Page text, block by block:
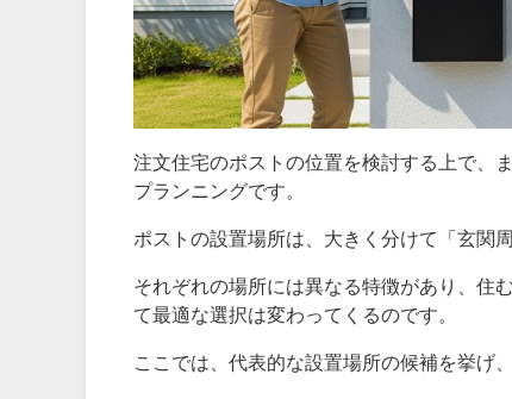
注文住宅のポストの位置を検討する上で、
プランニングです。
ポストの設置場所は、大きく分けて「玄関
それぞれの場所には異なる特徴があり、住
て最適な選択は変わってくるのです。
ここでは、代表的な設置場所の候補を挙げ